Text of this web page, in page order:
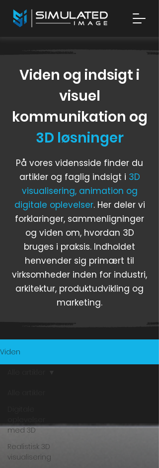
Viden og indsigt i
visuel
kommunikation og
3D løsninger
På vores vidensside finder du
artikler og faglig indsigt i 3D
visualisering, animation og
digitale oplevelser. Her deler vi
forklaringer, sammenligninger
og viden om, hvordan 3D
bruges i praksis. Indholdet
henvender sig primært til
virksomheder inden for industri,
arkitektur, produktudvikling og
marketing.
Viden
med 3D
Realistisk 3D
visualisering